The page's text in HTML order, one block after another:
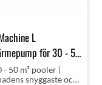
L
för 30 - 50
- 50 m³ pooler |
snyggaste och